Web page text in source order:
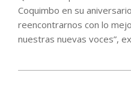
Coquimbo en su
reencontrarnos con lo
nuestras nuevas voces”,